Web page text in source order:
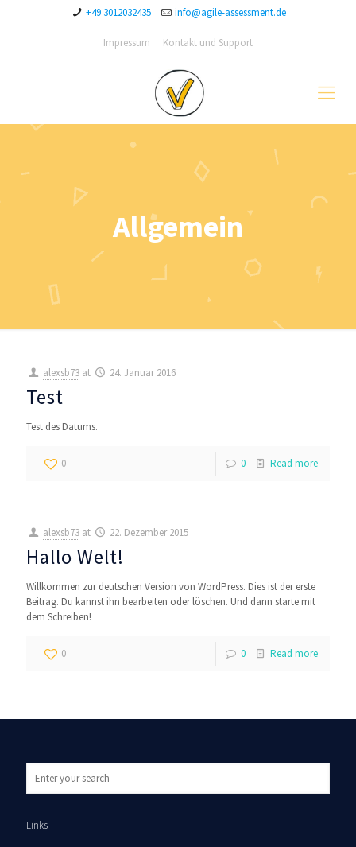
+49 3012032435 info@agile-assessment.de
Impressum Kontakt und Support
Allgemein
alexsb73 at 24. Januar 2016
Test
Test des Datums.
0 0 Read more
alexsb73 at 22. Dezember 2015
Hallo Welt!
Willkommen zur deutschen Version von WordPress. Dies ist der erste
Beitrag. Du kannst ihn bearbeiten oder löschen. Und dann starte mit
dem Schreiben!
0 0 Read more
Links